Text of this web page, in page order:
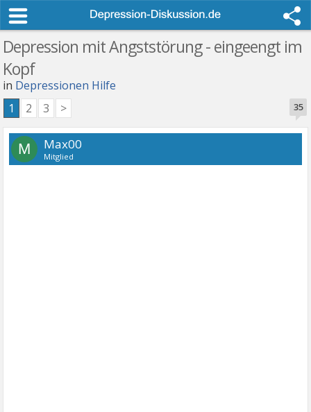
Depression mit Angststörung - eingeengt im
Kopf
in Depressionen Hilfe
35
1 2 3 >
M Max00
Mitglied